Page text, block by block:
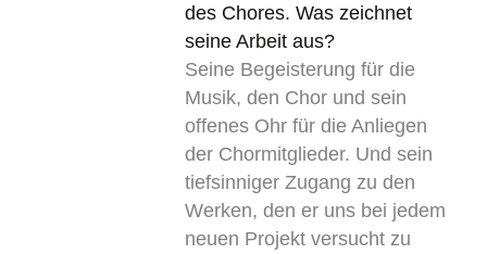
des Chores. Was zeichnet
seine Arbeit aus?
Seine Begeisterung für die
Musik, den Chor und sein
offenes Ohr für die Anliegen
der Chormitglieder. Und sein
tiefsinniger Zugang zu den
Werken, den er uns bei jedem
neuen Projekt versucht zu